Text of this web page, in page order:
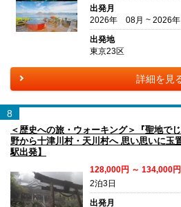
出発月
2026年 08月 ~ 2026
出発地
東京23区
詳細を見
8
＜歴史への旅・ウォーキング＞『聖地で
野から十津川村・天川村へ 思い思いに玉
駅出発】
128,000円 ～ 134,000円
2泊3日
出発月